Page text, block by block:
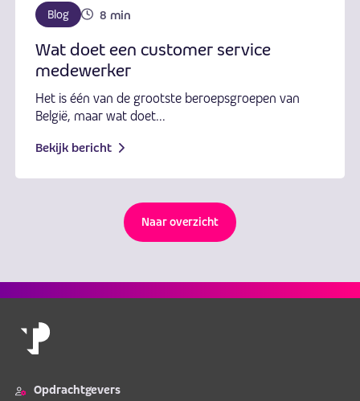
Blog 8 min
Wat doet een customer service
medewerker
Het is één van de grootste beroepsgroepen van
België, maar wat doet...
Bekijk bericht
Naar overzicht
Opdrachtgevers